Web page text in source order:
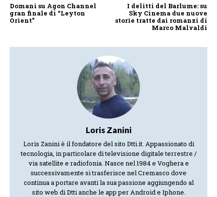
Domani su Agon Channel
gran finale di “Leyton
Orient”
I delitti del Barlume: su
Sky Cinema due nuove
storie tratte dai romanzi di
Marco Malvaldi
Loris Zanini
Loris Zanini è il fondatore del sito Dtti.it. Appassionato di
tecnologia, in particolare di televisione digitale terrestre /
via satellite e radiofonia. Nasce nel 1984 e Voghera e
successivamente si trasferisce nel Cremasco dove
continua a portare avanti la sua passione aggiungendo al
sito web di Dtti anche le app per Android e Iphone.